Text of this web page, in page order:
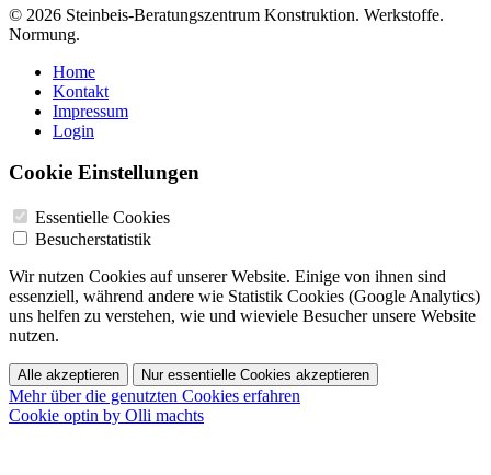
© 2026 Steinbeis-Beratungszentrum Konstruktion. Werkstoffe.
Normung.
Home
Kontakt
Impressum
Login
Cookie Einstellungen
Essentielle Cookies
Besucherstatistik
Wir nutzen Cookies auf unserer Website. Einige von ihnen sind
essenziell, während andere wie Statistik Cookies (Google Analytics)
uns helfen zu verstehen, wie und wieviele Besucher unsere Website
nutzen.
Alle akzeptieren Nur essentielle Cookies akzeptieren
Mehr über die genutzten Cookies erfahren
Cookie optin by Olli machts